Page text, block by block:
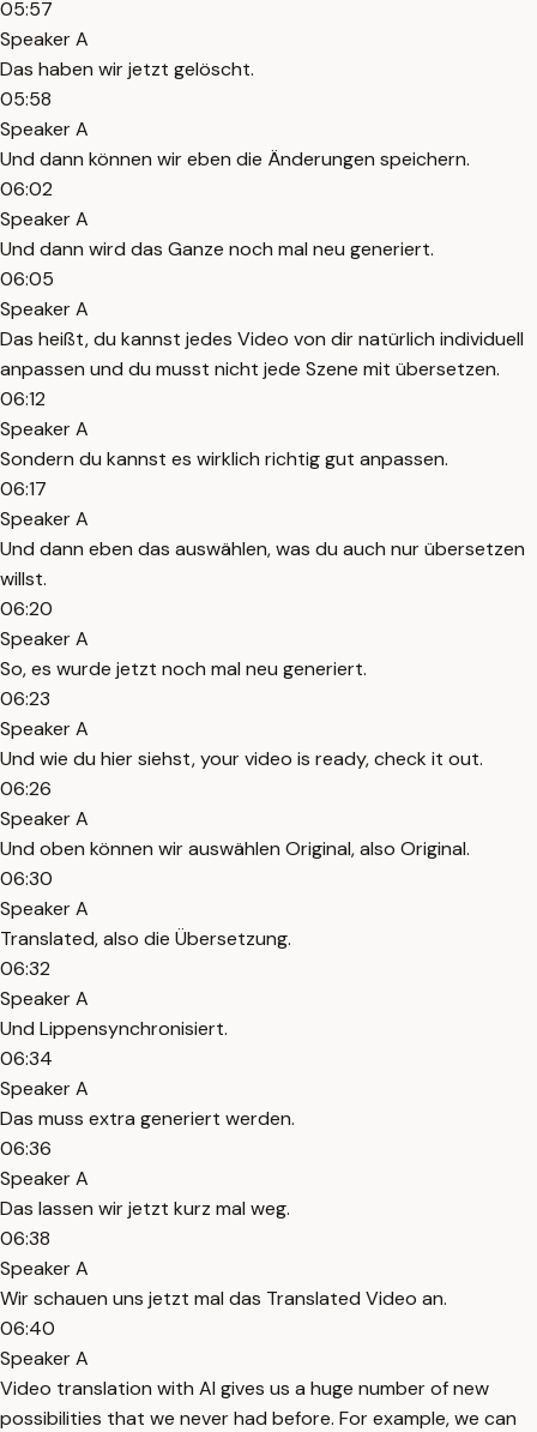
05:57
Speaker A
Das haben wir jetzt gelöscht.
05:58
Speaker A
Und dann können wir eben die Änderungen speichern.
06:02
Speaker A
Und dann wird das Ganze noch mal neu generiert.
06:05
Speaker A
Das heißt, du kannst jedes Video von dir natürlich individuell
anpassen und du musst nicht jede Szene mit übersetzen.
06:12
Speaker A
Sondern du kannst es wirklich richtig gut anpassen.
06:17
Speaker A
Und dann eben das auswählen, was du auch nur übersetzen
willst.
06:20
Speaker A
So, es wurde jetzt noch mal neu generiert.
06:23
Speaker A
Und wie du hier siehst, your video is ready, check it out.
06:26
Speaker A
Und oben können wir auswählen Original, also Original.
06:30
Speaker A
Translated, also die Übersetzung.
06:32
Speaker A
Und Lippensynchronisiert.
06:34
Speaker A
Das muss extra generiert werden.
06:36
Speaker A
Das lassen wir jetzt kurz mal weg.
06:38
Speaker A
Wir schauen uns jetzt mal das Translated Video an.
06:40
Speaker A
Video translation with AI gives us a huge number of new
possibilities that we never had before. For example, we can